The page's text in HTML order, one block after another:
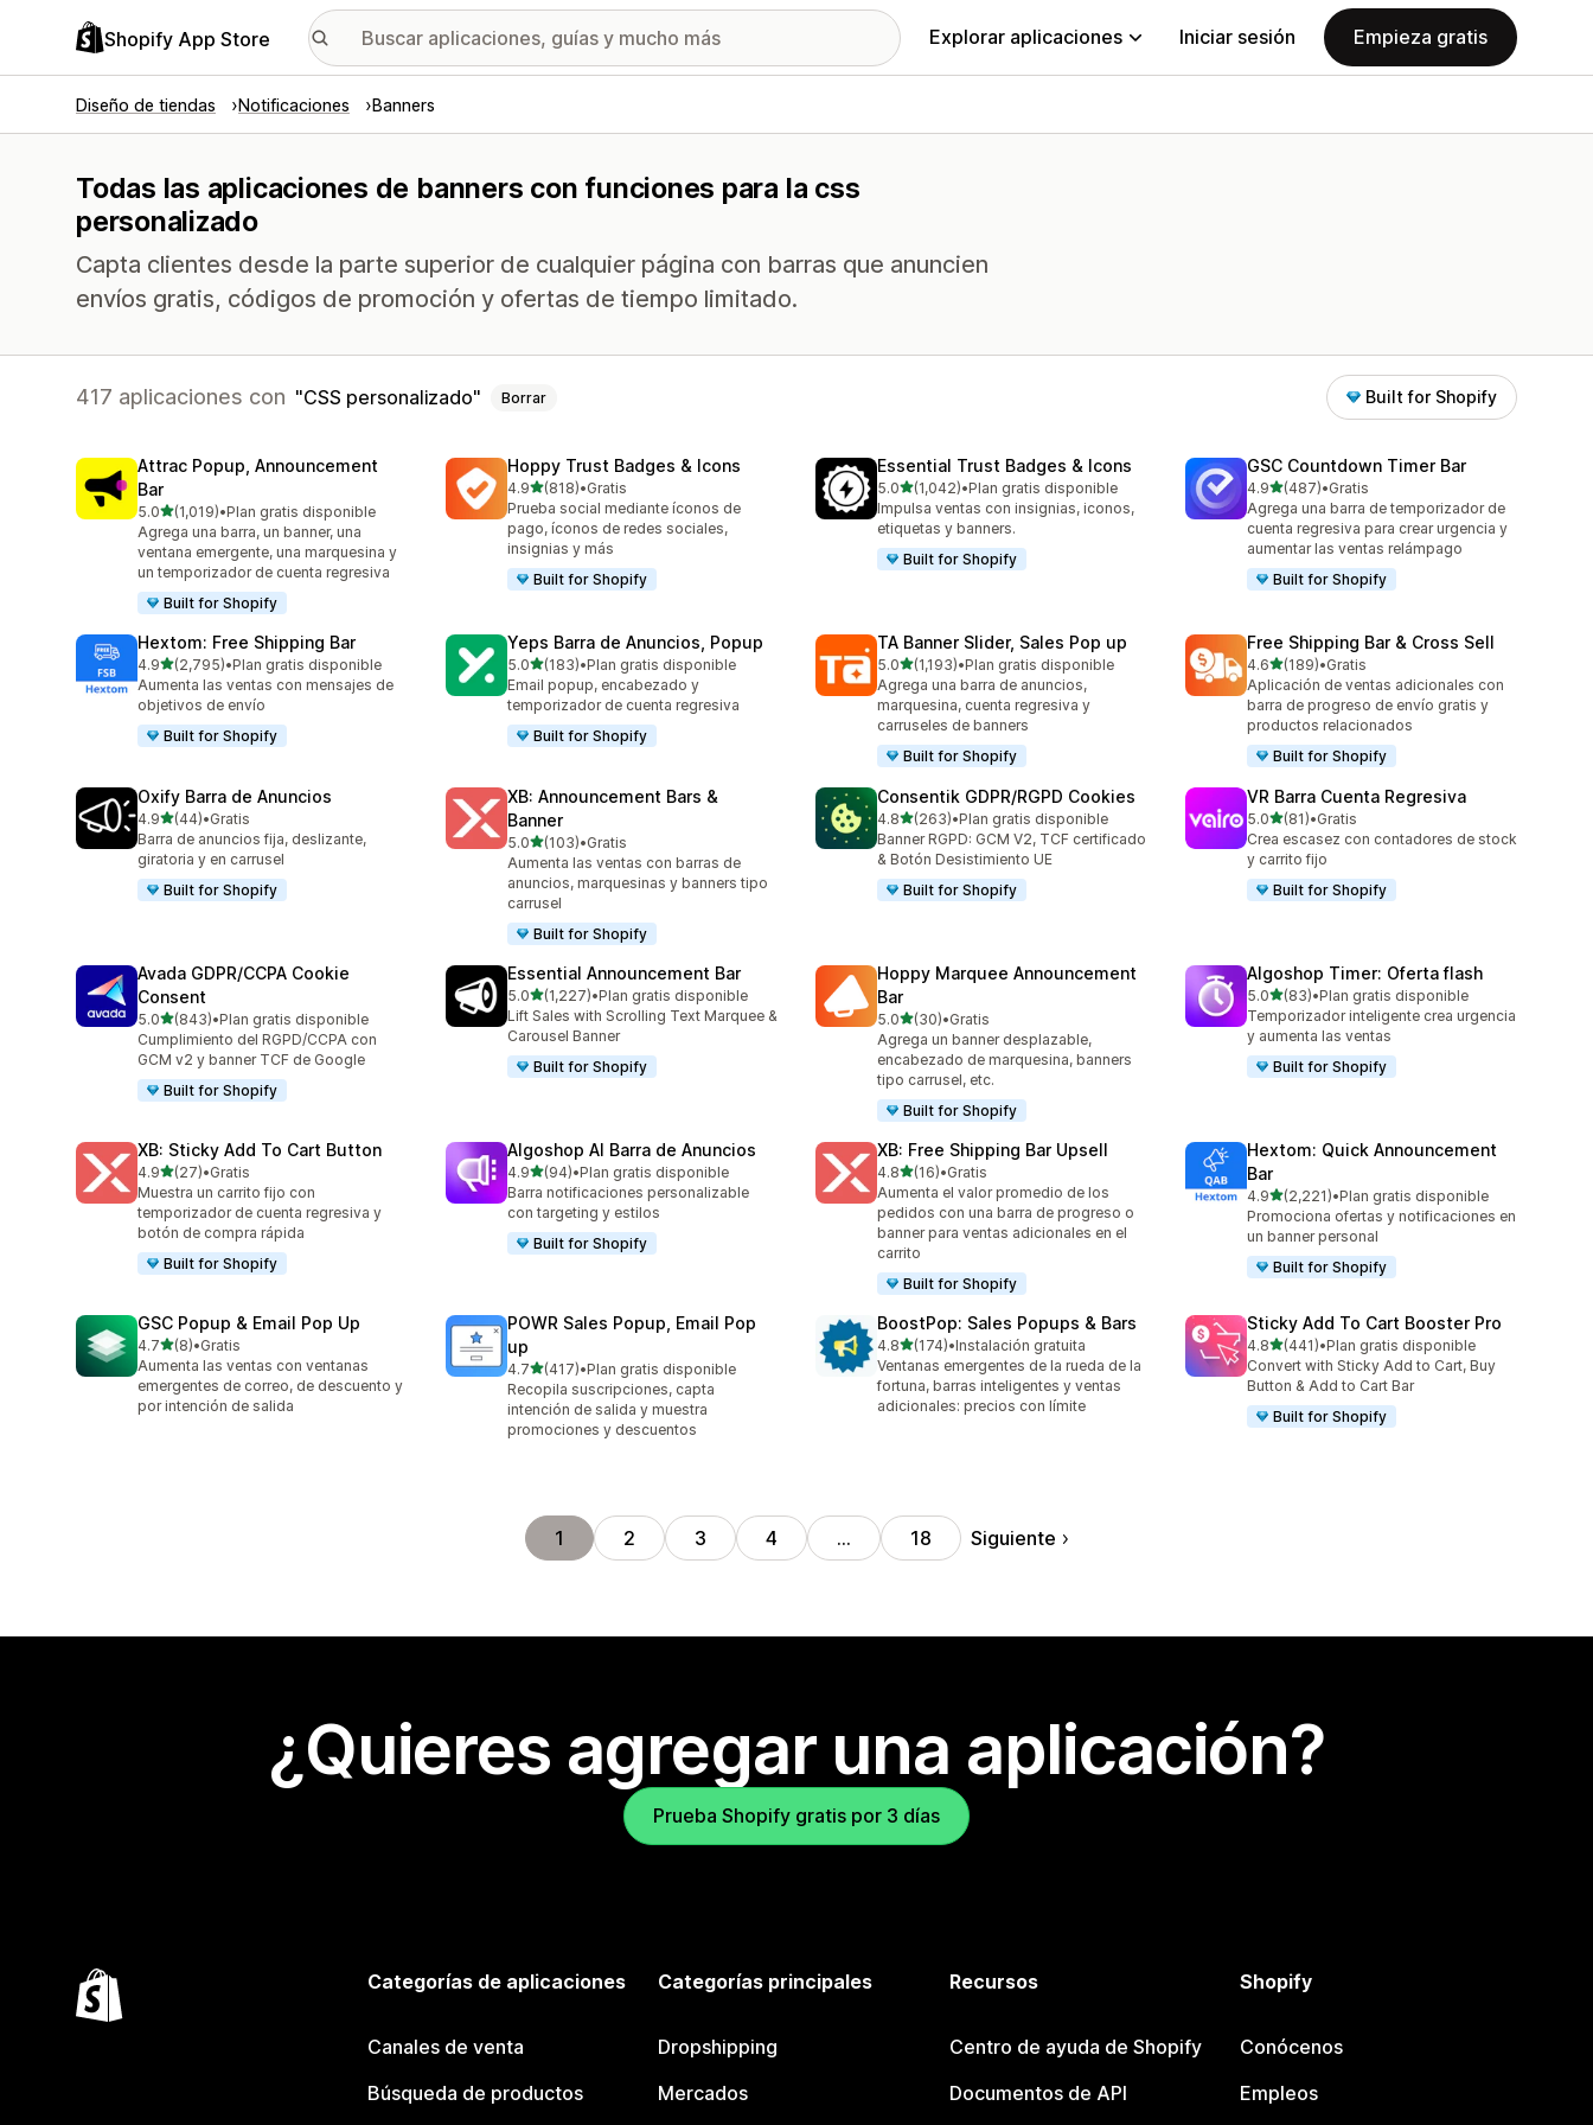
Shopify App Store Explorar aplicaciones Iniciar sesión Empieza gratis
Diseño de tiendas Notificaciones Banners
Todas las aplicaciones de banners con funciones para la css
personalizado
Capta clientes desde la parte superior de cualquier página con barras que anuncien
envíos gratis, códigos de promoción y ofertas de tiempo limitado.
417 aplicaciones con CSS personalizado Borrar Built for Shopify
Attrac Popup, Announcement
Bar
5.0de 5 estrellas
(1,019)
1019 reseñas en total
•Plan gratis disponible
Agrega una barra, un banner, una
ventana emergente, una marquesina y
un temporizador de cuenta regresiva
Built for Shopify
Hoppy Trust Badges & Icons
4.9de 5 estrellas
(818)
818 reseñas en total
•Gratis
Prueba social mediante íconos de
pago, íconos de redes sociales,
insignias y más
Built for Shopify
Essential Trust Badges & Icons
5.0de 5 estrellas
(1,042)
1042 reseñas en total
•Plan gratis disponible
Impulsa ventas con insignias, iconos,
etiquetas y banners.
Built for Shopify
GSC Countdown Timer Bar
4.9de 5 estrellas
(487)
487 reseñas en total
•Gratis
Agrega una barra de temporizador de
cuenta regresiva para crear urgencia y
aumentar las ventas relámpago
Built for Shopify
Hextom: Free Shipping Bar
4.9de 5 estrellas
(2,795)
2795 reseñas en total
•Plan gratis disponible
Aumenta las ventas con mensajes de
objetivos de envío
Built for Shopify
Yeps Barra de Anuncios, Popup
5.0de 5 estrellas
(183)
183 reseñas en total
•Plan gratis disponible
Email popup, encabezado y
temporizador de cuenta regresiva
Built for Shopify
TA Banner Slider, Sales Pop up
5.0de 5 estrellas
(1,193)
1193 reseñas en total
•Plan gratis disponible
Agrega una barra de anuncios,
marquesina, cuenta regresiva y
carruseles de banners
Built for Shopify
Free Shipping Bar & Cross Sell
4.6de 5 estrellas
(189)
189 reseñas en total
•Gratis
Aplicación de ventas adicionales con
barra de progreso de envío gratis y
productos relacionados
Built for Shopify
Oxify Barra de Anuncios
4.9de 5 estrellas
(44)
44 reseñas en total
•Gratis
Barra de anuncios fija, deslizante,
giratoria y en carrusel
Built for Shopify
XB: Announcement Bars &
Banner
5.0de 5 estrellas
(103)
103 reseñas en total
•Gratis
Aumenta las ventas con barras de
anuncios, marquesinas y banners tipo
carrusel
Built for Shopify
Consentik GDPR/RGPD Cookies
4.8de 5 estrellas
(263)
263 reseñas en total
•Plan gratis disponible
Banner RGPD: GCM V2, TCF certificado
& Botón Desistimiento UE
Built for Shopify
VR Barra Cuenta Regresiva
5.0de 5 estrellas
(81)
81 reseñas en total
•Gratis
Crea escasez con contadores de stock
y carrito fijo
Built for Shopify
Avada GDPR/CCPA Cookie
Consent
5.0de 5 estrellas
(843)
843 reseñas en total
•Plan gratis disponible
Cumplimiento del RGPD/CCPA con
GCM v2 y banner TCF de Google
Built for Shopify
Essential Announcement Bar
5.0de 5 estrellas
(1,227)
1227 reseñas en total
•Plan gratis disponible
Lift Sales with Scrolling Text Marquee &
Carousel Banner
Built for Shopify
Hoppy Marquee Announcement
Bar
5.0de 5 estrellas
(30)
30 reseñas en total
•Gratis
Agrega un banner desplazable,
encabezado de marquesina, banners
tipo carrusel, etc.
Built for Shopify
Algoshop Timer: Oferta flash
5.0de 5 estrellas
(83)
83 reseñas en total
•Plan gratis disponible
Temporizador inteligente crea urgencia
y aumenta las ventas
Built for Shopify
XB: Sticky Add To Cart Button
4.9de 5 estrellas
(27)
27 reseñas en total
•Gratis
Muestra un carrito fijo con
temporizador de cuenta regresiva y
botón de compra rápida
Built for Shopify
Algoshop AI Barra de Anuncios
4.9de 5 estrellas
(94)
94 reseñas en total
•Plan gratis disponible
Barra notificaciones personalizable
con targeting y estilos
Built for Shopify
XB: Free Shipping Bar Upsell
4.8de 5 estrellas
(16)
16 reseñas en total
•Gratis
Aumenta el valor promedio de los
pedidos con una barra de progreso o
banner para ventas adicionales en el
carrito
Built for Shopify
Hextom: Quick Announcement
Bar
4.9de 5 estrellas
(2,221)
2221 reseñas en total
•Plan gratis disponible
Promociona ofertas y notificaciones en
un banner personal
Built for Shopify
GSC Popup & Email Pop Up
4.7de 5 estrellas
(8)
8 reseñas en total
•Gratis
Aumenta las ventas con ventanas
emergentes de correo, de descuento y
por intención de salida
POWR Sales Popup, Email Pop
up
4.7de 5 estrellas
(417)
417 reseñas en total
•Plan gratis disponible
Recopila suscripciones, capta
intención de salida y muestra
promociones y descuentos
BoostPop: Sales Popups & Bars
4.8de 5 estrellas
(174)
174 reseñas en total
•Instalación gratuita
Ventanas emergentes de la rueda de la
fortuna, barras inteligentes y ventas
adicionales: precios con límite
Sticky Add To Cart Booster Pro
4.8de 5 estrellas
(441)
441 reseñas en total
•Plan gratis disponible
Convert with Sticky Add to Cart, Buy
Button & Add to Cart Bar
Built for Shopify
1 2 3 4 … 18 Siguiente
¿Quieres agregar una aplicación?
Prueba Shopify gratis por 3 días
Categorías de aplicaciones
Canales de venta
Búsqueda de productos
Categorías principales
Dropshipping
Mercados
Recursos
Centro de ayuda de Shopify
Documentos de API
Shopify
Conócenos
Empleos